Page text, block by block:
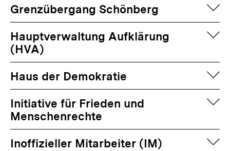
Grenzübergang Schönberg
Hauptverwaltung Aufklärung
(HVA)
Haus der Demokratie
Initiative für Frieden und
Menschenrechte
Inoffizieller Mitarbeiter (IM)